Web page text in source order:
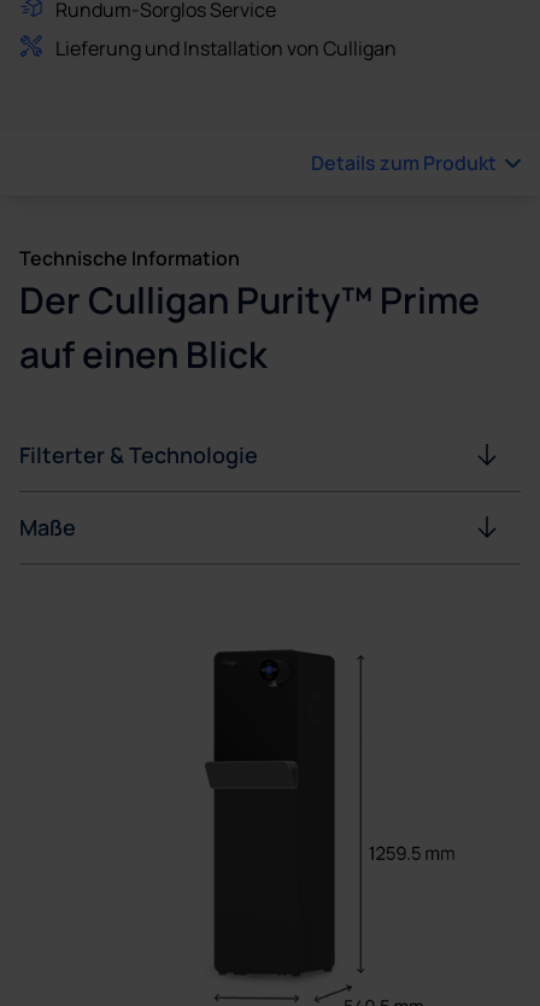
Rundum-Sorglos Service
Lieferung und Installation von Culligan
Details zum Produkt
Technische Information
Der Culligan Purity™ Prime
auf einen Blick
Filterter & Technologie
Maße